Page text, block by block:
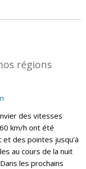
régions
des vitesses
km/h ont été
des pointes jusqu’à
au cours de la nuit
les prochains